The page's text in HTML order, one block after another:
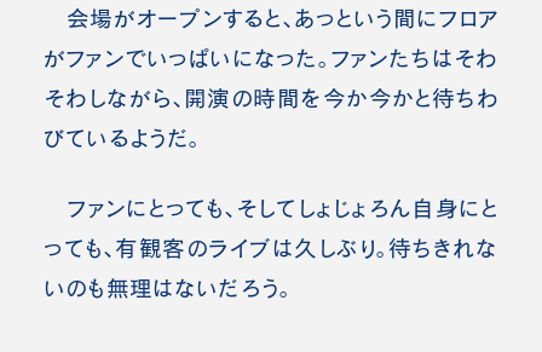
会場がオープンすると、あっという間にフロア
がファンでいっぱいになった。ファンたちはそわ
そわしながら、開演の時間を今か今かと待ちわ
びているようだ。
ファンにとっても、そしてしょじょろん自身にと
っても、有観客のライブは久しぶり。待ちきれな
いのも無理はないだろう。